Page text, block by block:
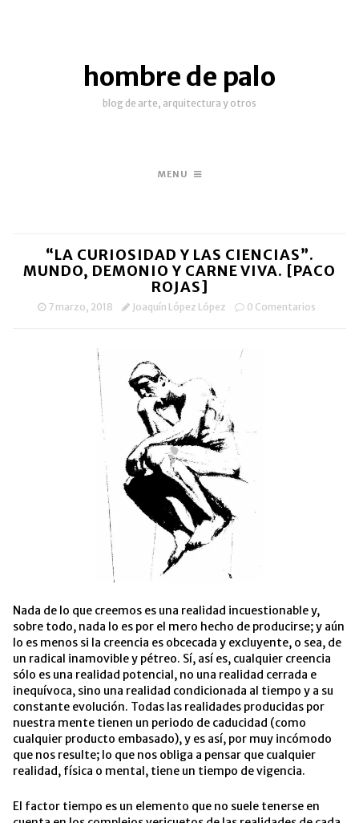
hombre de palo
blog de arte, arquitectura y otros
MENU
“LA CURIOSIDAD Y LAS CIENCIAS”.
MUNDO, DEMONIO Y CARNE VIVA. [PACO
ROJAS]
7 marzo, 2018 Joaquín López López 0 Comentarios
Nada de lo que creemos es una realidad incuestionable y,
sobre todo, nada lo es por el mero hecho de producirse; y aún
lo es menos si la creencia es obcecada y excluyente, o sea, de
un radical inamovible y pétreo. Sí, así es, cualquier creencia
sólo es una realidad potencial, no una realidad cerrada e
inequívoca, sino una realidad condicionada al tiempo y a su
constante evolución. Todas las realidades producidas por
nuestra mente tienen un periodo de caducidad (como
cualquier producto embasado), y es así, por muy incómodo
que nos resulte; lo que nos obliga a pensar que cualquier
realidad, física o mental, tiene un tiempo de vigencia.
El factor tiempo es un elemento que no suele tenerse en